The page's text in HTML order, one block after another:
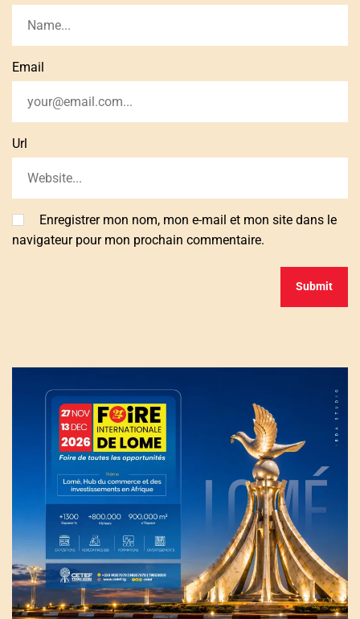
Email
Url
Enregistrer mon nom, mon e-mail et mon site dans le
navigateur pour mon prochain commentaire.